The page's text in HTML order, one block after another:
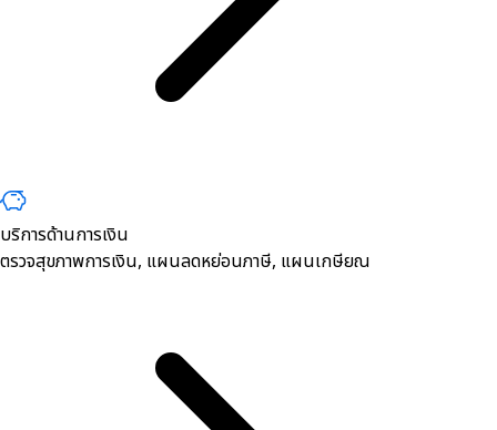
บริการด้านการเงิน
ตรวจสุขภาพการเงิน, ​แผนลดหย่อนภาษี, แผนเกษียณ